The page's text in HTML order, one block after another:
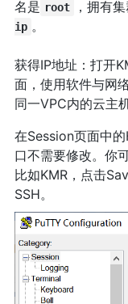
名是 root ，拥有
ip 。
获得IP地址：打开
面，使用软件与网
同一VPC内的云主
在Session页面中
口不需要修改。你
比如KMR，点击
SSH。